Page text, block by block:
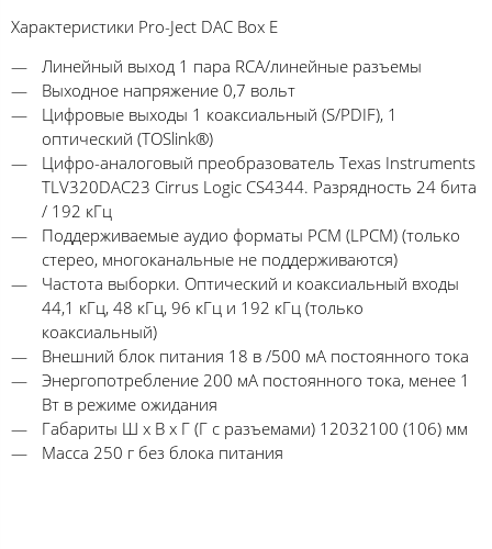
Характеристики Pro-Ject DAC Box E
Линейный выход 1 пара RCA/линейные разъемы
Выходное напряжение 0,7 вольт
Цифровые выходы 1 коаксиальный (S/PDIF), 1
оптический (TOSlink®)
Цифро-аналоговый преобразователь Texas Instruments
TLV320DAC23 Cirrus Logic CS4344. Разрядность 24 бита
/ 192 кГц
Поддерживаемые аудио форматы PCM (LPCM) (только
стерео, многоканальные не поддерживаются)
Частота выборки. Оптический и коаксиальный входы
44,1 кГц, 48 кГц, 96 кГц и 192 кГц (только
коаксиальный)
Внешний блок питания 18 в /500 мА постоянного тока
Энергопотребление 200 мА постоянного тока, менее 1
Вт в режиме ожидания
Габариты Ш x В x Г (Г с разъемами) 12032100 (106) мм
Масса 250 г без блока питания